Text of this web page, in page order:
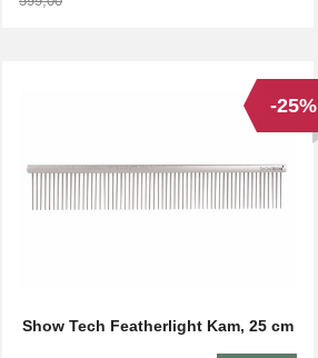
Show Tech Featherlight Kam, 25 cm
-25%